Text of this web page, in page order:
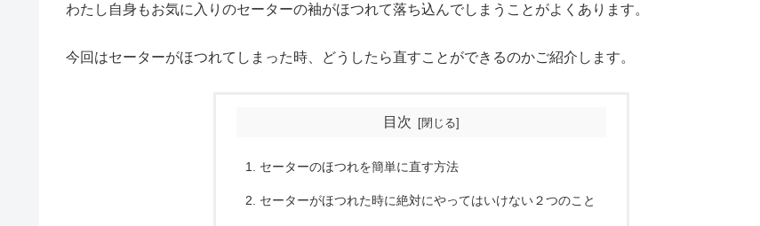
わたし自身もお気に入りのセーターの袖がほつれて落ち込んでしまうことがよくあります。
今回はセーターがほつれてしまった時、どうしたら直すことができるのかご紹介します。
目次
セーターのほつれを簡単に直す方法
セーターがほつれた時に絶対にやってはいけない２つのこと